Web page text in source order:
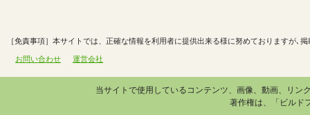
［免責事項］本サイトでは、正確な情報を利用者に提供出来る様に努めておりますが､
お問い合わせ 運営会社
当サイトで使用しているコンテンツ、画像、動画、リ
著作権は、「ビルド